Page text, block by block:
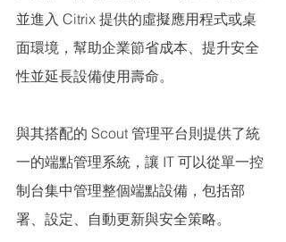
並進入 Citrix 提供的虛擬應用程式或桌
面環境，幫助企業節省成本、提升安全
性並延長設備使用壽命。
與其搭配的 Scout 管理平台則提供了統
一的端點管理系統，讓 IT 可以從單一控
制台集中管理整個端點設備，包括部
署、設定、自動更新與安全策略。